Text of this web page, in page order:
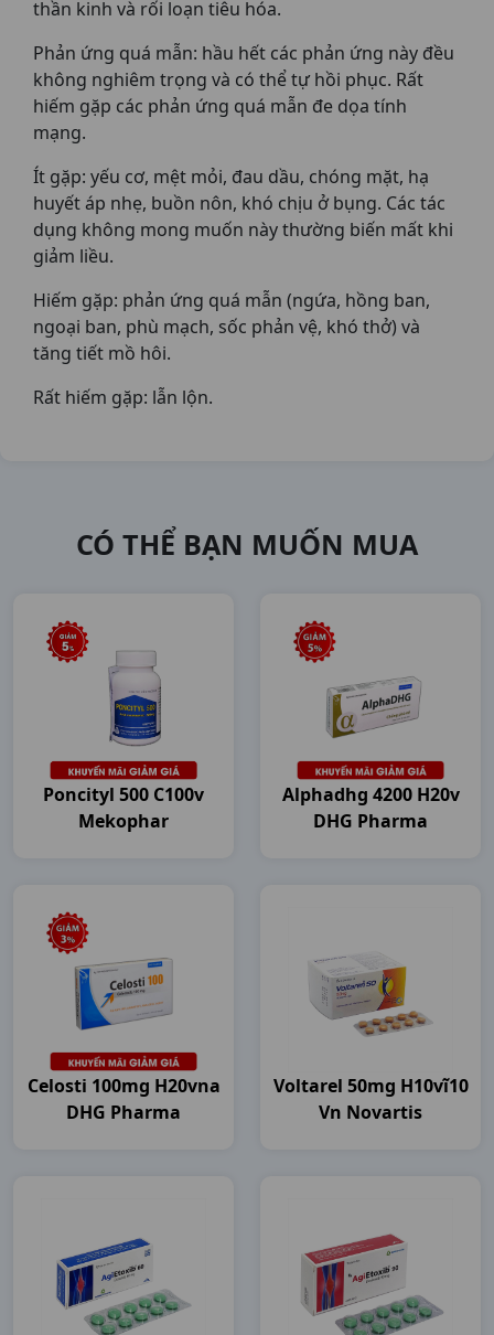
thần kinh và rối loạn tiêu hóa.
Phản ứng quá mẫn: hầu hết các phản ứng này đều
không nghiêm trọng và có thể tự hồi phục. Rất
hiếm gặp các phản ứng quá mẫn đe dọa tính
mạng.
Ít gặp: yếu cơ, mệt mỏi, đau dầu, chóng mặt, hạ
huyết áp nhẹ, buồn nôn, khó chịu ở bụng. Các tác
dụng không mong muốn này thường biến mất khi
giảm liều.
Hiếm gặp: phản ứng quá mẫn (ngứa, hồng ban,
ngoại ban, phù mạch, sốc phản vệ, khó thở) và
tăng tiết mồ hôi.
Rất hiếm gặp: lẫn lộn.
CÓ THỂ BẠN MUỐN MUA
Poncityl 500 C100v
Mekophar
Alphadhg 4200 H20v
DHG Pharma
Celosti 100mg H20vna
DHG Pharma
Voltarel 50mg H10vĩ10
Vn Novartis